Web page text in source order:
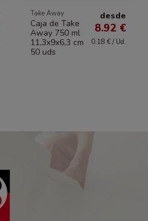
Take Away
Caja de Take
Away 750 ml
11,3x9x6,3 cm
50 uds
desde
8.92 €
0.18 € / Ud.